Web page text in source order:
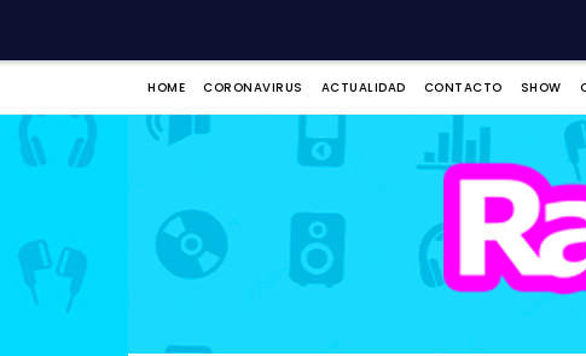
HOME CORONAVIRUS ACTUALIDAD CONTACTO SHOW